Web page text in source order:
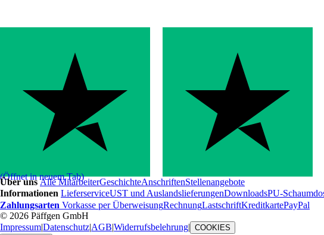
(Öffnet in neuem Tab)
Über unsAlle MitarbeiterGeschichteAnschriftenStellenangebote
Informationen LieferserviceUST und AuslandslieferungenDownloadsPU-
Zahlungsarten Vorkasse per ÜberweisungRechnungLastschriftKreditkartePayPal
© 2026 Päffgen GmbH
Impressum|Datenschutz|AGB|Widerrufsbelehrung| COOKIES